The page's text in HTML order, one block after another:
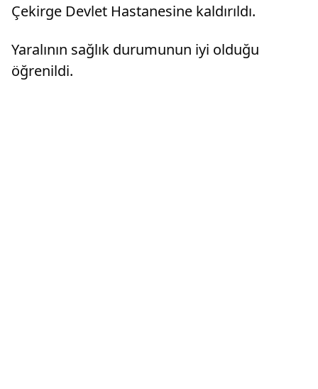
Çekirge Devlet Hastanesine kaldırıldı.
Yaralının sağlık durumunun iyi olduğu
öğrenildi.